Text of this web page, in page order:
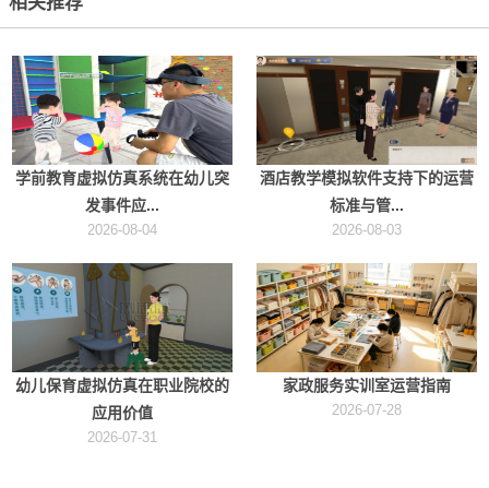
学前教育虚拟仿真系统在幼儿突
发事件应...
2026-08-04
酒店教学模拟软件支持下的运营
标准与管...
2026-08-03
幼儿保育虚拟仿真在职业院校的
应用价值
2026-07-31
家政服务实训室运营指南
2026-07-28